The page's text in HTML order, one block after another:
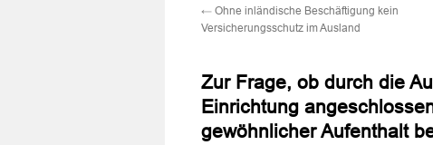
springen
← Ohne inländische Beschäftigung kein
Versicherungsschutz im Ausland
Zur Frage, ob durch die
Einrichtung
gewöhnlicher Aufenthalt